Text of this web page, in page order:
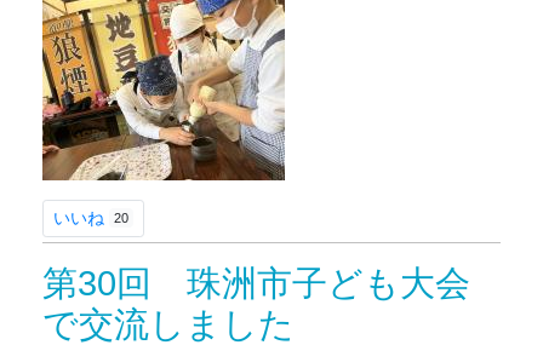
いいね 20
第30回 珠洲市子ども大会
で交流しました